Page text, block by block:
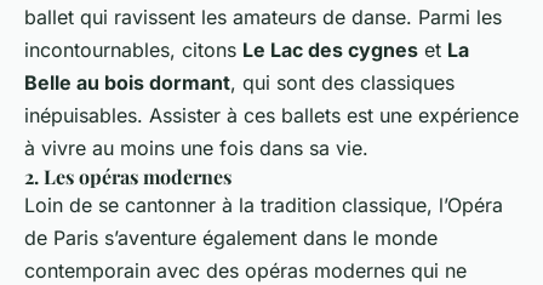
ballet qui ravissent les amateurs de danse. Parmi les
incontournables, citons Le Lac des cygnes et La
Belle au bois dormant, qui sont des classiques
inépuisables. Assister à ces ballets est une expérience
à vivre au moins une fois dans sa vie.
2. Les opéras modernes
Loin de se cantonner à la tradition classique, l’Opéra
de Paris s’aventure également dans le monde
contemporain avec des opéras modernes qui ne